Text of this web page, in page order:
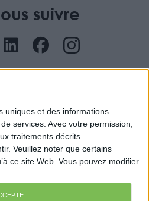
uniques et des informations
services. Avec votre permission,
traitements décrits
Veuillez noter que certains
ce site Web. Vous pouvez modifier
suivre